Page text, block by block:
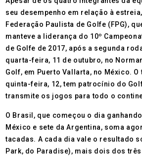
seu desempenho em relação à
Federação Paulista de Golfe (FPG),
manteve a liderança do 10º
de Golfe de 2017, após a segunda
quarta-feira, 11 de outubro, no
Golf, em Puerto Vallarta, no México.
quinta-feira, 12, tem patrocínio do
transmite os jogos para todo o
O Brasil, que começou o dia
México e sete da Argentina, soma
tacadas. A cada dia vale o resultado
Park, do Paradise), mais dois dos